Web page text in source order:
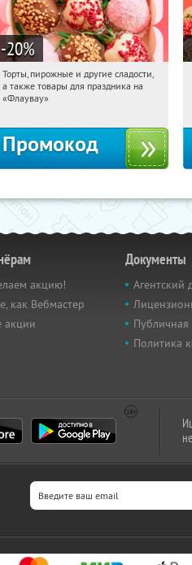
-20%
18:34:16 Получили:
Россия
Торты, пирожные и другие сладости,
а также товары для праздника на
«Флаувау»
Промокод
акцию!
как Вебмастер
Документы
Агентский
Политика